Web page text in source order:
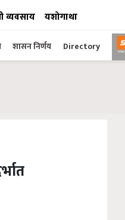
व्यवसाय यशोगाथा
शासन निर्णय Directory